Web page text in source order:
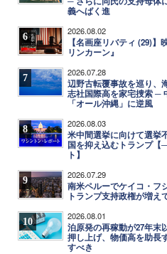
義へばく進
6 2026.08.02
【名画座リバティ (29)
リンカーン』
7 2026.07.28
辺野古転覆事故を巡り、
志社国際高を家宅捜索 ─
「オール沖縄」に逆風
8 2026.08.03
米中間選挙に向けて選挙
国を抑え込むトランプ
ト】
9 2026.07.29
南米ペルーでケイコ・フ
トランプ支持政権が増え
10 2026.08.01
泊原発の再稼動が27年末
押し上げ、物価高を助長
すべき